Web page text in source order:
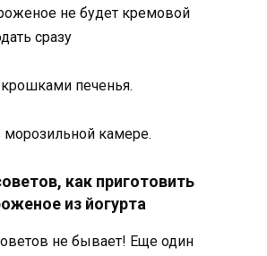
не будет кремовой
сразу
печенья.
камере.
как приготовить
из йогурта
не бывает! Еще один